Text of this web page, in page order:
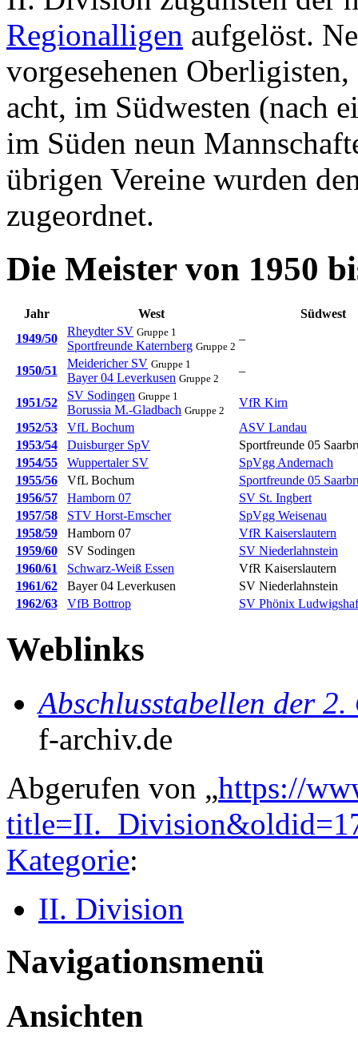
Regionalligen aufgelöst.
vorgesehenen
acht, im Südwesten (nach
im Süden neun
übrigen Vereine wurden
zugeordnet.
Die Meister von 1950
Jahr West
Südwest
1949/50
Rheydter SV Gruppe 1
Sportfreunde Katernberg Gruppe 2
–
1950/51
Meidericher SV Gruppe 1
Bayer 04 Leverkusen Gruppe 2
–
1951/52
SV Sodingen Gruppe 1
Borussia M.-Gladbach Gruppe 2
VfR Kirn
1952/53
VfL Bochum
ASV Landau
1953/54
Duisburger SpV
Sportfreunde 05
1954/55
Wuppertaler SV
SpVgg Andernach
1955/56
VfL Bochum
Sportfreunde 05
1956/57
Hamborn 07
SV St. Ingbert
1957/58
STV Horst-Emscher
SpVgg Weisenau
1958/59
Hamborn 07
VfR Kaiserslautern
1959/60
SV Sodingen
SV Niederlahnstein
1960/61
Schwarz-Weiß Essen
VfR Kaiserslautern
1961/62
Bayer 04 Leverkusen
SV Niederlahnstein
1962/63
VfB Bottrop SV Phönix
Weblinks
Abschlusstabellen der
f-archiv.de
Abgerufen von „https://
Kategorie:
II. Division
Navigationsmenü
Ansichten